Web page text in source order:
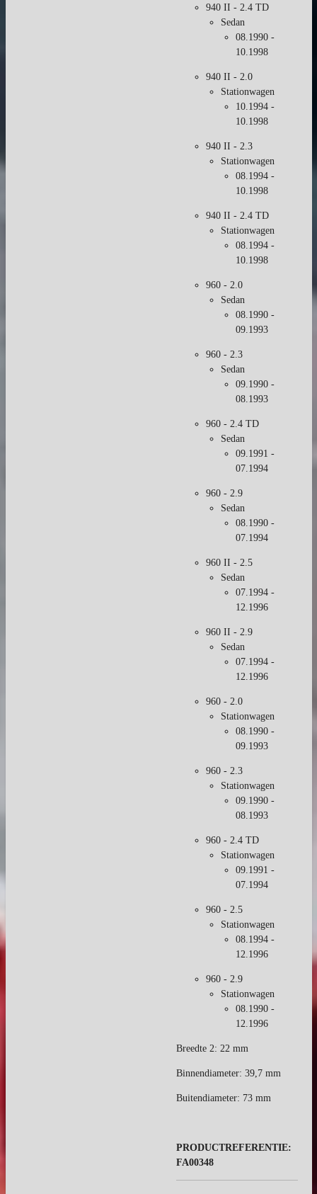
940 II - 2.4 TD
Sedan
08.1990 -
10.1998
940 II - 2.0
Stationwagen
10.1994 -
10.1998
940 II - 2.3
Stationwagen
08.1994 -
10.1998
940 II - 2.4 TD
Stationwagen
08.1994 -
10.1998
960 - 2.0
Sedan
08.1990 -
09.1993
960 - 2.3
Sedan
09.1990 -
08.1993
960 - 2.4 TD
Sedan
09.1991 -
07.1994
960 - 2.9
Sedan
08.1990 -
07.1994
960 II - 2.5
Sedan
07.1994 -
12.1996
960 II - 2.9
Sedan
07.1994 -
12.1996
960 - 2.0
Stationwagen
08.1990 -
09.1993
960 - 2.3
Stationwagen
09.1990 -
08.1993
960 - 2.4 TD
Stationwagen
09.1991 -
07.1994
960 - 2.5
Stationwagen
08.1994 -
12.1996
960 - 2.9
Stationwagen
08.1990 -
12.1996
Breedte 2: 22 mm
Binnendiameter: 39,7 mm
Buitendiameter: 73 mm
PRODUCTREFERENTIE:
FA00348